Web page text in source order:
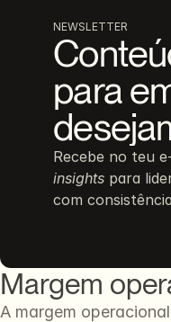
NEWSLETTER
para
insights para
com
Margem
A margem